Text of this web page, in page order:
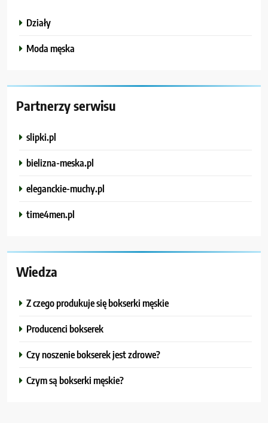
Działy
Moda męska
Partnerzy serwisu
slipki.pl
bielizna-meska.pl
eleganckie-muchy.pl
time4men.pl
Wiedza
Z czego produkuje się bokserki męskie
Producenci bokserek
Czy noszenie bokserek jest zdrowe?
Czym są bokserki męskie?